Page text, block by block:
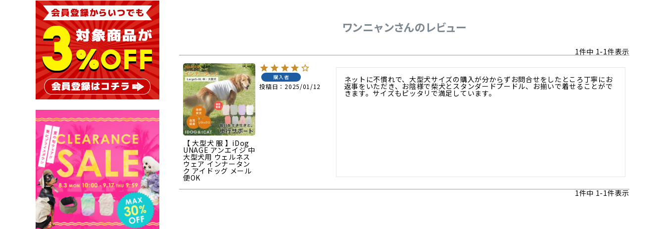
ワンニャンさんのレビュー
1件中 1-1件表示
【 大型犬 服 】iDog
UNAGE アンエイジ 中
大型犬用 ウェルネス
ウェア インナータン
ク アイドッグ メール
便OK
購入者
投稿日 2025/01/12
ネットに不慣れで、大型犬サイズの購入が分からずお問合せをしたところ丁寧にお
返事をいただき、お陰様で柴犬とスタンダードプードル、お揃いで着せることがで
きます。サイズもピッタリで満足しています。
1件中1-1件表示